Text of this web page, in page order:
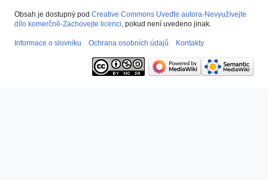
Obsah je dostupný pod Creative Commons Uveďte autora-Nevyužívejte
dílo komerčně-Zachovejte licenci , pokud není uvedeno jinak.
Informace o slovníku Ochrana osobních údajů Kontakty